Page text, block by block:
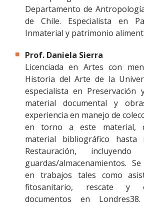
Departamento de
de Chile. Especialista en
Inmaterial y patrimonio
Prof. Daniela Sierra
Licenciada en Artes con
Historia del Arte de la
especialista en Preservación
material documental y
experiencia en manejo de
en torno a este material,
material bibliográfico hasta
Restauración,
guardas/almacenamientos.
en trabajos tales como
fitosanitario, rescate y
documentos en